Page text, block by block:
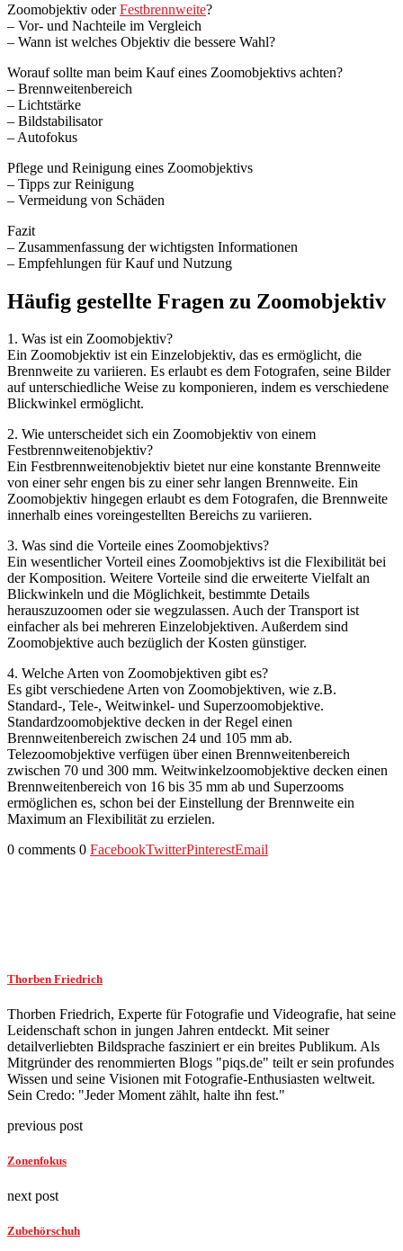
Zoomobjektiv oderFestbrennweite?
– Vor- und Nachteile im Vergleich
– Wann ist welches Objektiv die bessere Wahl?
Worauf sollte man beim Kauf eines Zoomobjektivs achten?
– Brennweitenbereich
– Lichtstärke
– Bildstabilisator
– Autofokus
Pflege und Reinigung eines Zoomobjektivs
– Tipps zur Reinigung
– Vermeidung von Schäden
Fazit
– Zusammenfassung der wichtigsten Informationen
– Empfehlungen für Kauf und Nutzung
Häufig gestellte Fragen zu Zoomobjektiv
1. Was ist ein Zoomobjektiv?
Ein Zoomobjektiv ist ein Einzelobjektiv, das es ermöglicht, die
Brennweite zu variieren. Es erlaubt es dem Fotografen, seine Bilder
auf unterschiedliche Weise zu komponieren, indem es verschiedene
Blickwinkel ermöglicht.
2. Wie unterscheidet sich ein Zoomobjektiv von einem
Festbrennweitenobjektiv?
Ein Festbrennweitenobjektiv bietet nur eine konstante Brennweite
von einer sehr engen bis zu einer sehr langen Brennweite. Ein
Zoomobjektiv hingegen erlaubt es dem Fotografen, die Brennweite
innerhalb eines voreingestellten Bereichs zu variieren.
3. Was sind die Vorteile eines Zoomobjektivs?
Ein wesentlicher Vorteil eines Zoomobjektivs ist die Flexibilität bei
der Komposition. Weitere Vorteile sind die erweiterte Vielfalt an
Blickwinkeln und die Möglichkeit, bestimmte Details
herauszuzoomen oder sie wegzulassen. Auch der Transport ist
einfacher als bei mehreren Einzelobjektiven. Außerdem sind
Zoomobjektive auch bezüglich der Kosten günstiger.
4. Welche Arten von Zoomobjektiven gibt es?
Es gibt verschiedene Arten von Zoomobjektiven, wie z.B.
Standard-, Tele-, Weitwinkel- und Superzoomobjektive.
Standardzoomobjektive decken in der Regel einen
Brennweitenbereich zwischen 24 und 105 mm ab.
Telezoomobjektive verfügen über einen Brennweitenbereich
zwischen 70 und 300 mm. Weitwinkelzoomobjektive decken einen
Brennweitenbereich von 16 bis 35 mm ab und Superzooms
ermöglichen es, schon bei der Einstellung der Brennweite ein
Maximum an Flexibilität zu erzielen.
0 comments 0 FacebookTwitterPinterestEmail
Thorben Friedrich
Thorben Friedrich, Experte für Fotografie und Videografie, hat seine
Leidenschaft schon in jungen Jahren entdeckt. Mit seiner
detailverliebten Bildsprache fasziniert er ein breites Publikum. Als
Mitgründer des renommierten Blogs "piqs.de" teilt er sein profundes
Wissen und seine Visionen mit Fotografie-Enthusiasten weltweit.
Sein Credo: "Jeder Moment zählt, halte ihn fest."
previous post
Zonenfokus
next post
Zubehörschuh